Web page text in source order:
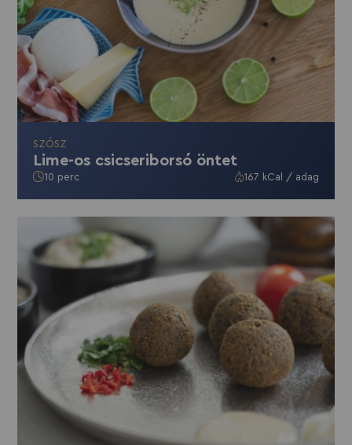
SZÓSZ
Lime-os csicseriborsó öntet
10 perc 167 kCal / adag